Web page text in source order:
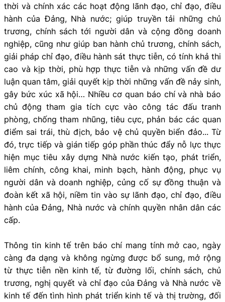
thời và chính xác các hoạt động lãnh đạo, chỉ đạo, điều
hành của Đảng, Nhà nước; giúp truyền tải những chủ
trương, chính sách tới người dân và cộng đồng doanh
nghiệp, cũng như giúp ban hành chủ trương, chính sách,
giải pháp chỉ đạo, điều hành sát thực tiễn, có tính khả thi
cao và kịp thời, phù hợp thực tiễn và những vấn đề dư
luận quan tâm, giải quyết kịp thời những vấn đề nảy sinh,
gây bức xúc xã hội… Nhiều cơ quan báo chí và nhà báo
chủ động tham gia tích cực vào công tác đấu tranh
phòng, chống tham nhũng, tiêu cực, phản bác các quan
điểm sai trái, thù địch, bảo vệ chủ quyền biển đảo... Từ
đó, trực tiếp và gián tiếp góp phần thúc đẩy nỗ lực thực
hiện mục tiêu xây dựng Nhà nước kiến tạo, phát triển,
liêm chính, công khai, minh bạch, hành động, phục vụ
người dân và doanh nghiệp, củng cố sự đồng thuận và
đoàn kết xã hội, niềm tin vào sự lãnh đạo, chỉ đạo, điều
hành của Đảng, Nhà nước và chính quyền nhân dân các
cấp.
Thông tin kinh tế trên báo chí mang tính mở cao, ngày
càng đa dạng và không ngừng được bổ sung, mở rộng
từ thực tiễn nền kinh tế, từ đường lối, chính sách, chủ
trương, nghị quyết và chỉ đạo của Đảng và Nhà nước về
kinh tế đến tình hình phát triển kinh tế và thị trường, đối